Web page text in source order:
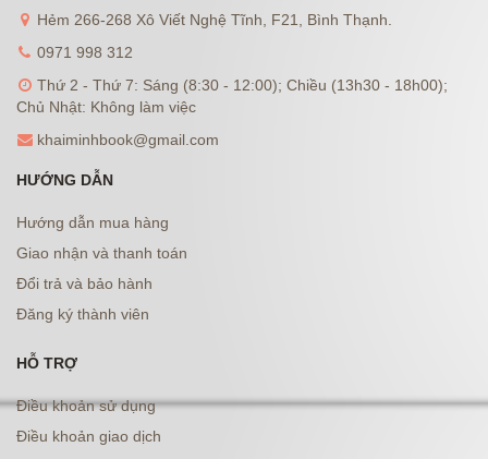
Hẻm 266-268 Xô Viết Nghệ Tĩnh, F21, Bình Thạnh.
0971 998 312
Thứ 2 - Thứ 7: Sáng (8:30 - 12:00); Chiều (13h30 - 18h00);
Chủ Nhật: Không làm việc
khaiminhbook@gmail.com
HƯỚNG DẪN
Hướng dẫn mua hàng
Giao nhận và thanh toán
Đổi trả và bảo hành
Đăng ký thành viên
HỖ TRỢ
Điều khoản sử dụng
Điều khoản giao dịch